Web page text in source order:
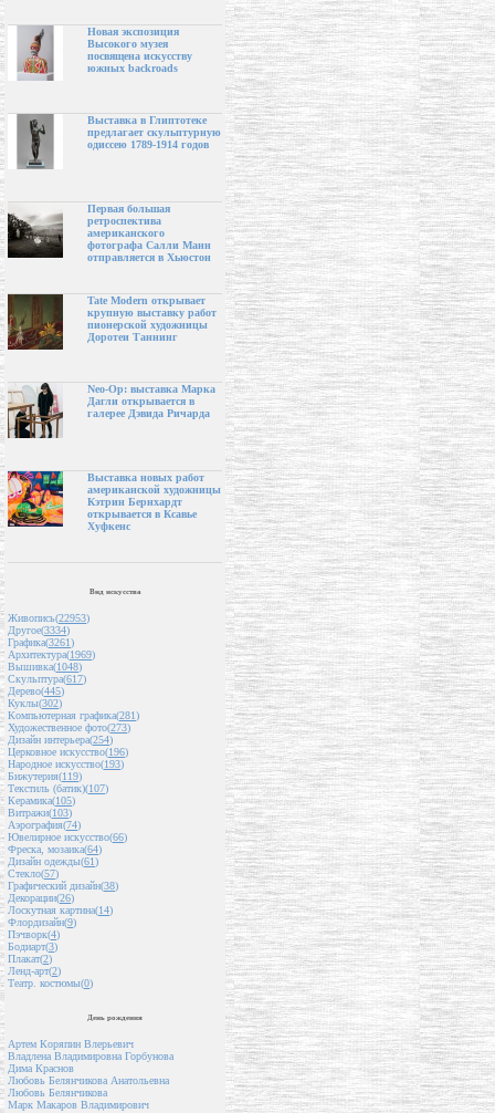
Новая экспозиция
Высокого музея
посвящена искусству
южных backroads
Выставка в Глиптотеке
предлагает скульптурную
одиссею 1789-1914 годов
Первая большая
ретроспектива
американского
фотографа Салли Манн
отправляется в Хьюстон
Tate Modern открывает
крупную выставку работ
пионерской художницы
Доротеи Таннинг
Neo-Op: выставка Марка
Дагли открывается в
галерее Дэвида Ричарда
Выставка новых работ
американской художницы
Кэтрин Бернхардт
открывается в Ксавье
Хуфкенс
Вид искусства
Живопись(22953)
Другое(3334)
Графика(3261)
Архитектура(1969)
Вышивка(1048)
Скульптура(617)
Дерево(445)
Куклы(302)
Компьютерная графика(281)
Художественное фото(273)
Дизайн интерьера(254)
Церковное искусство(196)
Народное искусство(193)
Бижутерия(119)
Текстиль (батик)(107)
Керамика(105)
Витражи(103)
Аэрография(74)
Ювелирное искусство(66)
Фреска, мозаика(64)
Дизайн одежды(61)
Стекло(57)
Графический дизайн(38)
Декорации(26)
Лоскутная картина(14)
Флордизайн(9)
Пэчворк(4)
Бодиарт(3)
Плакат(2)
Ленд-арт(2)
Театр. костюмы(0)
День рождения
Артем Коряпин Влерьевич
Владлена Владимировна Горбунова
Дима Краснов
Любовь Белянчикова Анатольевна
Любовь Белянчикова
Марк Макаров Владимирович